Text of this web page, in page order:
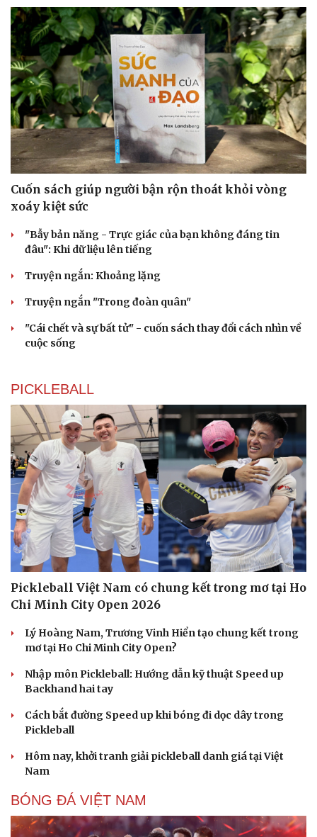
Cuốn sách giúp người bận rộn thoát khỏi vòng
xoáy kiệt sức
"Bẫy bản năng - Trực giác của bạn không đáng tin
đâu": Khi dữ liệu lên tiếng
Truyện ngắn: Khoảng lặng
Truyện ngắn "Trong đoàn quân"
"Cái chết và sự bất tử" - cuốn sách thay đổi cách nhìn về
cuộc sống
PICKLEBALL
Pickleball Việt Nam có chung kết trong mơ tại Ho
Chi Minh City Open 2026
Lý Hoàng Nam, Trương Vinh Hiển tạo chung kết trong
mơ tại Ho Chi Minh City Open?
Nhập môn Pickleball: Hướng dẫn kỹ thuật Speed up
Backhand hai tay
Cách bắt đường Speed up khi bóng đi dọc dây trong
Pickleball
Hôm nay, khởi tranh giải pickleball danh giá tại Việt
Nam
BÓNG ĐÁ VIỆT NAM